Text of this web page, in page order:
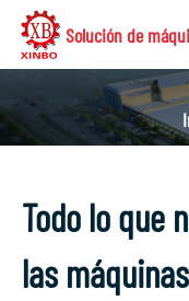
Solución de
Todo lo que
las